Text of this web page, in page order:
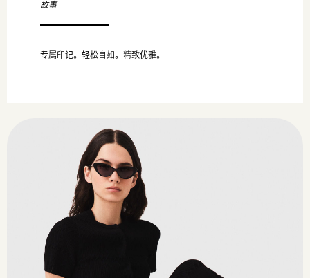
故事
专属印记。轻松自如。精致优雅。